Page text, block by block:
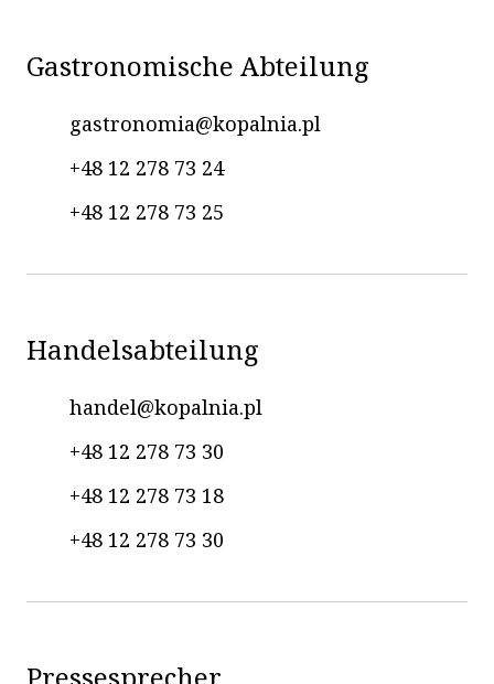
Gastronomische Abteilung
gastronomia@kopalnia.pl
+48 12 278 73 24
+48 12 278 73 25
Handelsabteilung
handel@kopalnia.pl
+48 12 278 73 30
+48 12 278 73 18
+48 12 278 73 30